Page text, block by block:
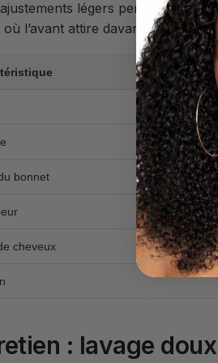
légers permettent
l’avant attire davantage
bonnet
cheveux
: lavage